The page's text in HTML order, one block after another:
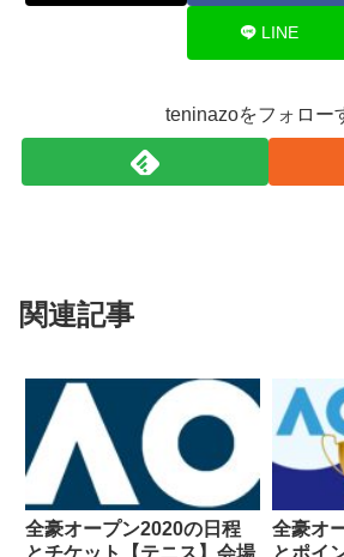
LINE
teninazoをフォロー
関連記事
全豪オープン2020の日程
全豪オ